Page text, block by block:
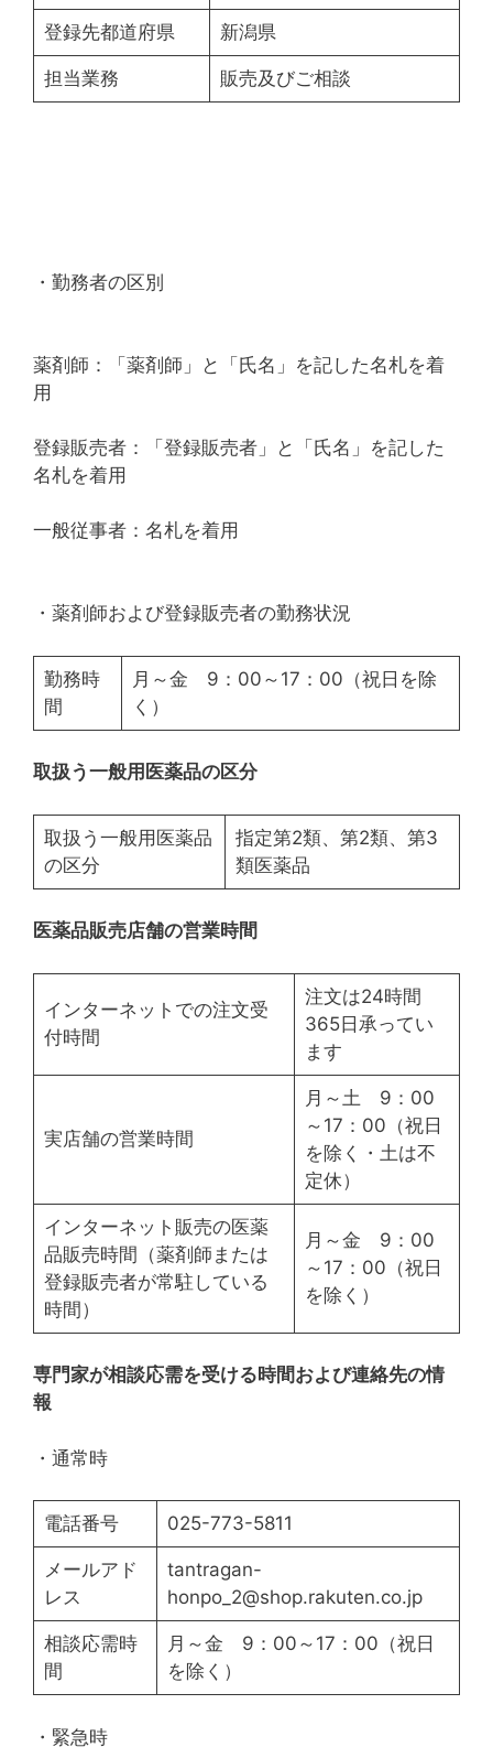
登録先都道府県 新潟県
担当業務 販売及びご相談
・勤務者の区別
薬剤師：「薬剤師」と「氏名」を記した名札を着
用
登録販売者：「登録販売者」と「氏名」を記した
名札を着用
一般従事者：名札を着用
・薬剤師および登録販売者の勤務状況
勤務時
間
月～金 9：00～17：00（祝日を除
く）
取扱う一般用医薬品の区分
取扱う一般用医薬品
の区分
指定第2類、第2類、第3
類医薬品
医薬品販売店舗の営業時間
インターネットでの注文受
付時間
注文は24時間
365日承ってい
ます
実店舗の営業時間
月～土 9：00
～17：00（祝日
を除く・土は不
定休）
インターネット販売の医薬
品販売時間（薬剤師または
登録販売者が常駐している
時間）
月～金 9：00
～17：00（祝日
を除く）
専門家が相談応需を受ける時間および連絡先の情
報
・通常時
電話番号 025-773-5811
メールアド
レス
tantragan-
honpo_2@shop.rakuten.co.jp
相談応需時
間
月～金 9：00～17：00（祝日
を除く）
・緊急時